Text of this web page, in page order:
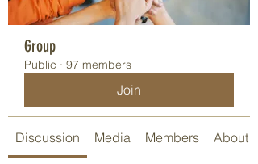
Group
Public · 97 members
Join
Discussion Media Members About